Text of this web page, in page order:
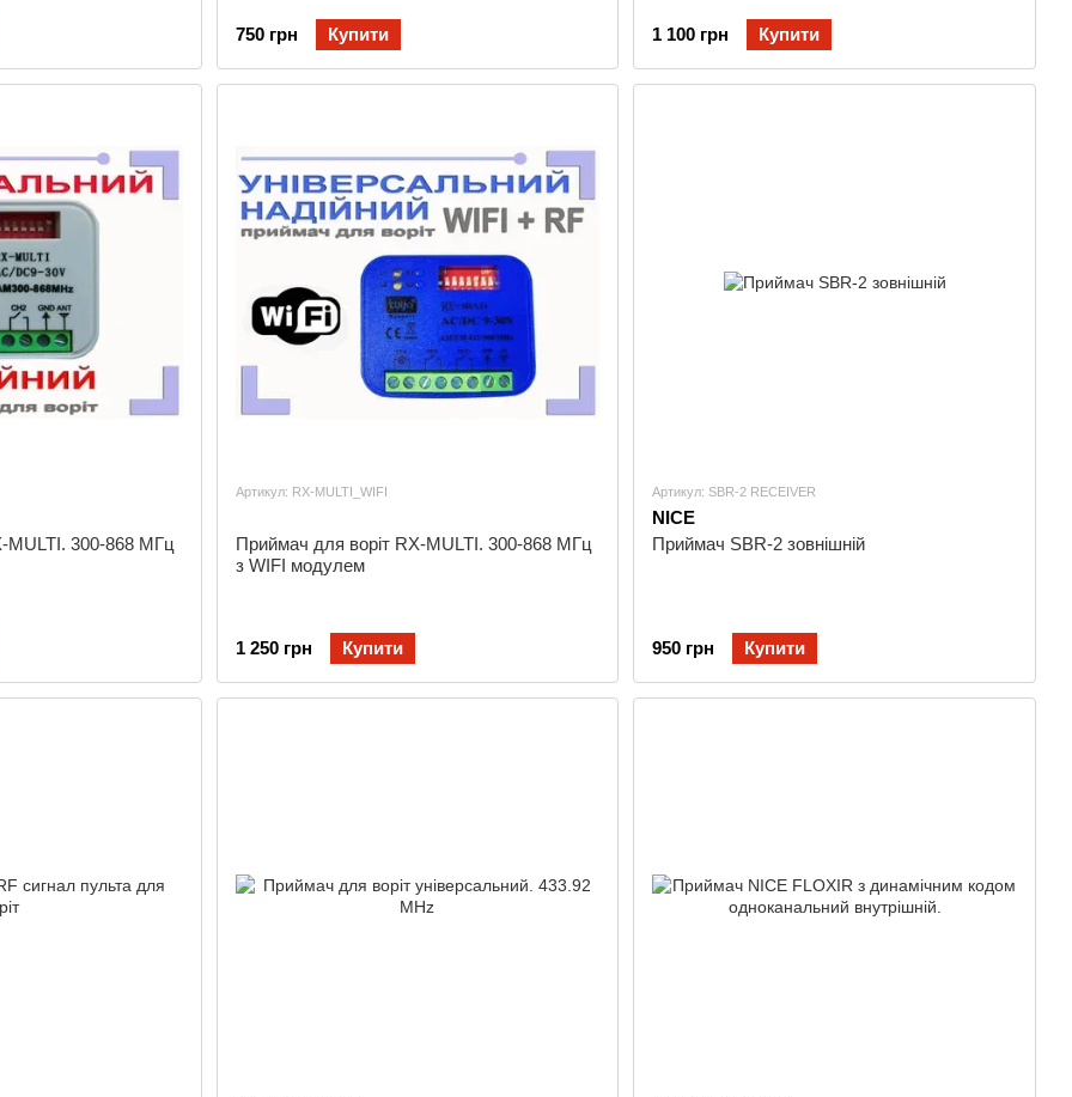
750 грн Купити 1 100 грн Купити
MULTI. 300-868 МГц
Артикул: RX-MULTI_WIFI
Приймач для воріт RX-MULTI. 300-868 МГц
з WIFI модулем
1 250 грн Купити
Артикул: SBR-2 RECEIVER
NICE
Приймач SBR-2 зовнішній
950 грн Купити